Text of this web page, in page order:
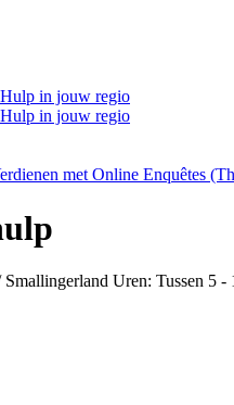
in jouw regio
in jouw regio
met Online Enquêtes
Uren: Tussen 5